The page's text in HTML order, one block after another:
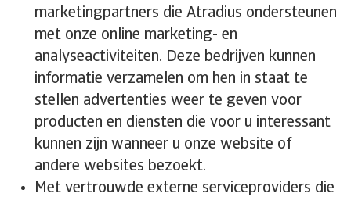
marketingpartners die Atradius ondersteunen
met onze online marketing- en
analyseactiviteiten. Deze bedrijven kunnen
informatie verzamelen om hen in staat te
stellen advertenties weer te geven voor
producten en diensten die voor u interessant
kunnen zijn wanneer u onze website of
andere websites bezoekt.
Met vertrouwde externe serviceproviders die